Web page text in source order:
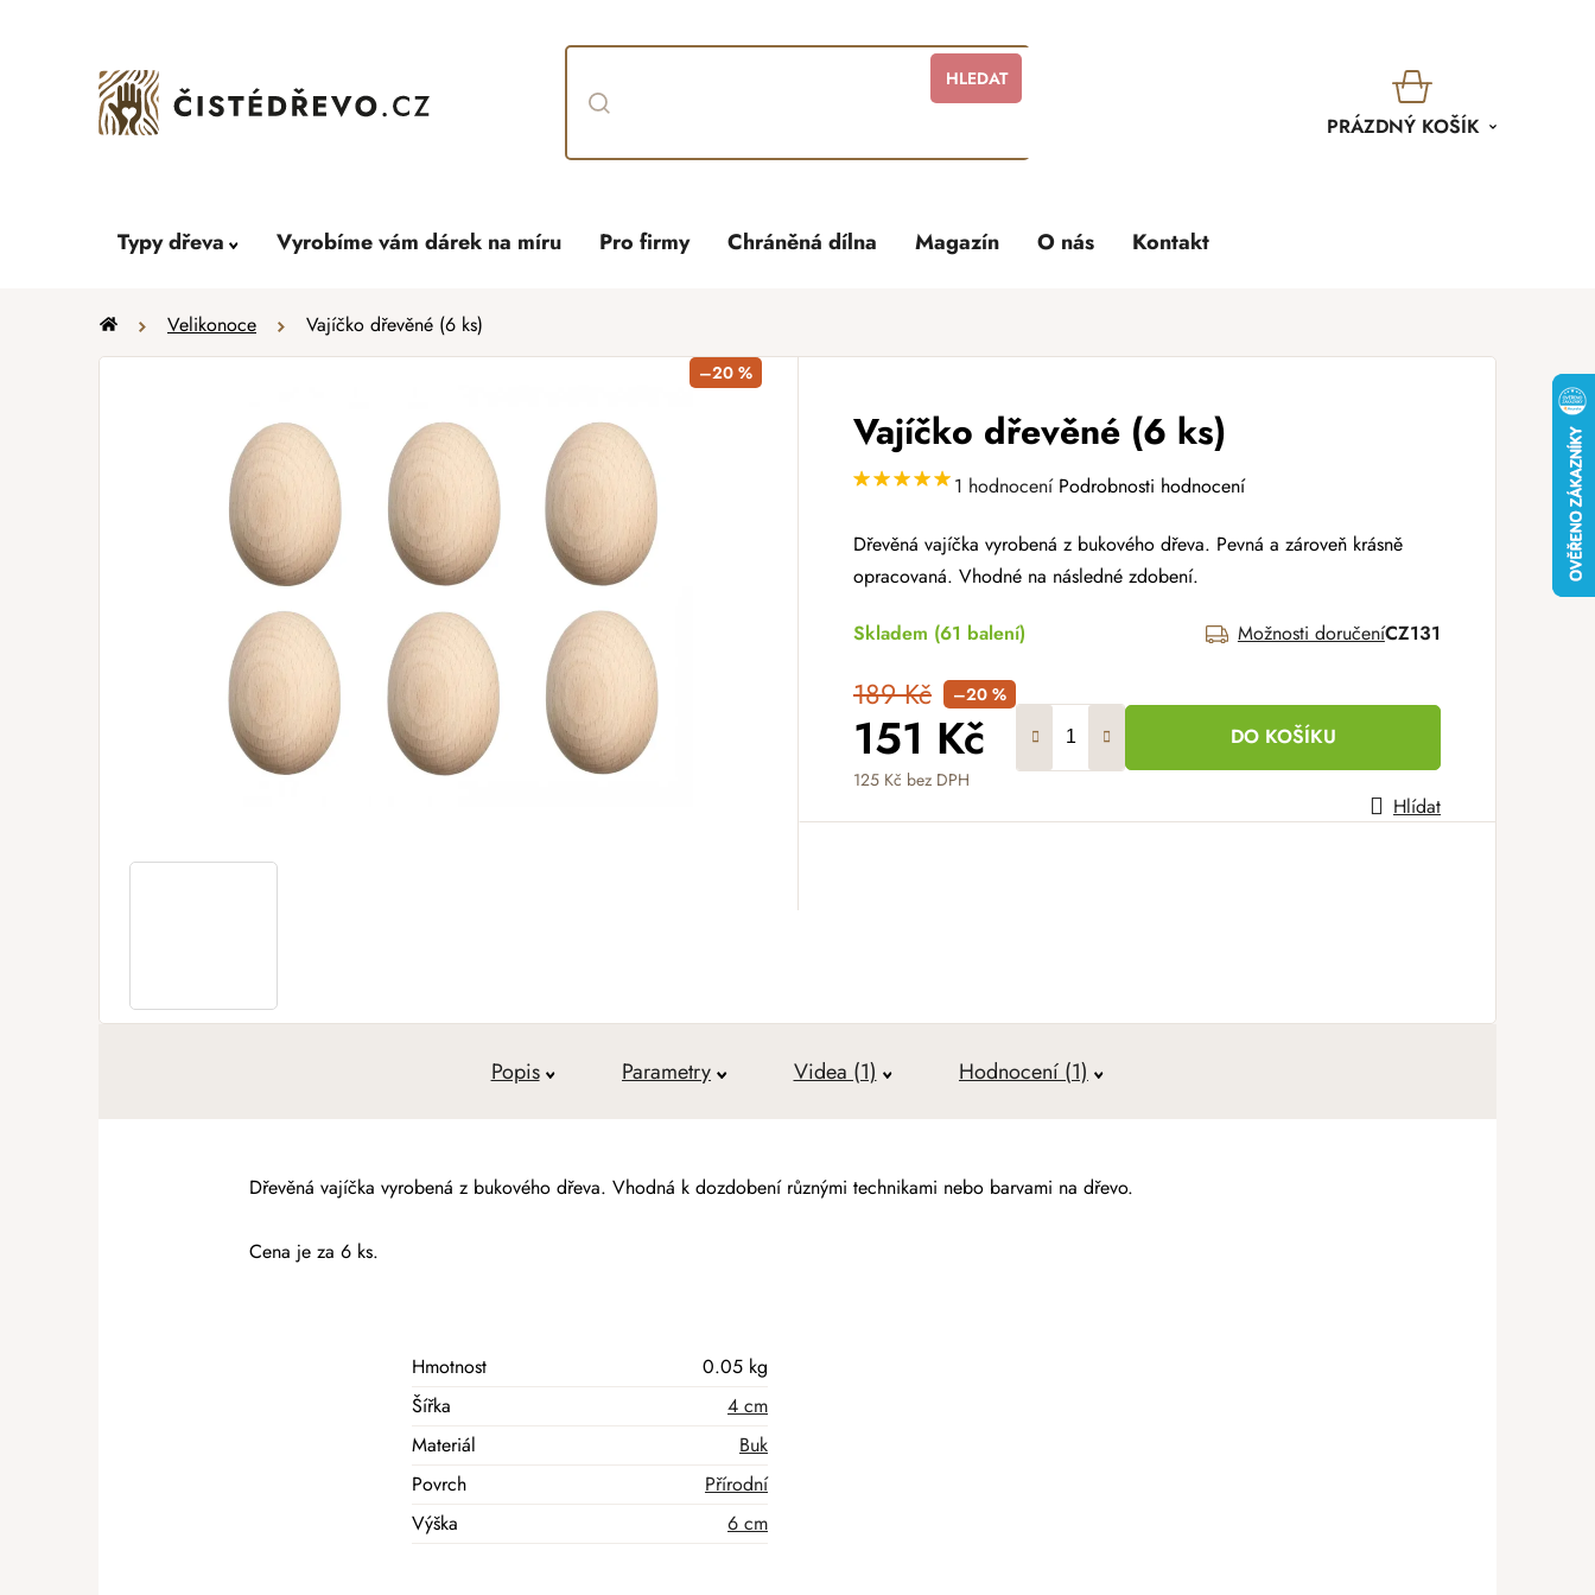
HLEDAT
KOŠÍK
PRÁZDNÝ KOŠÍK
Typy dřeva Vyrobíme vám dárek na míru Pro firmy Chráněná dílna Magazín O nás Kontakt
Domů Velikonoce Vajíčko dřevěné (6 ks)
Vajíčko dřevěné (6 ks)
1 hodnocení Podrobnosti hodnocení
Dřevěná vajíčka vyrobená z bukového dřeva. Pevná a zároveň krásně
opracovaná. Vhodné na následné zdobení.
Skladem (61 balení) Možnosti doručeníCZ131
189 Kč –20 %
151 Kč
125 Kč bez DPH
Měrná cena:
DO KOŠÍKU
Hlídat
–20 %
Popis Parametry Videa (1) Hodnocení (1)
Dřevěná vajíčka vyrobená z bukového dřeva. Vhodná k dozdobení různými technikami nebo barvami na dřevo.
Cena je za 6 ks.
Hmotnost
0.05 kg
Šířka
4 cm
Materiál
Buk
Povrch
Přírodní
Výška
6 cm